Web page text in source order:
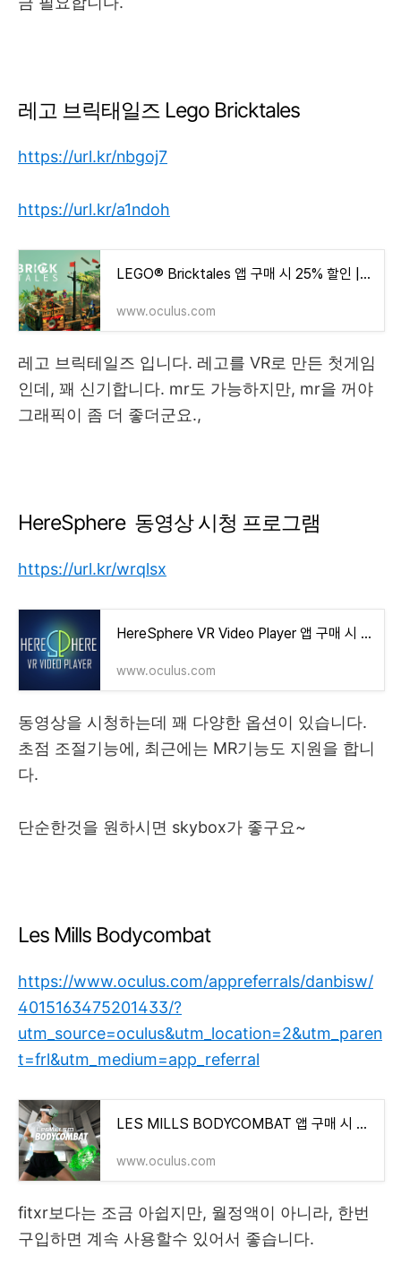
레고 브릭태일즈 Lego Bricktales
https://url.kr/nbgoj7
https://url.kr/a1ndoh
LEGO® Bricktales 앱 구매 시 25% 할인 | Meta Quest
www.oculus.com
레고 브릭테일즈 입니다. 레고를 VR로 만든 첫게임
인데, 꽤 신기합니다. mr도 가능하지만, mr을 꺼야
그래픽이 좀 더 좋더군요.,
HereSphere 동영상 시청 프로그램
https://url.kr/wrqlsx
HereSphere VR Video Player 앱 구매 시 25% 할인 | Meta Quest
www.oculus.com
동영상을 시청하는데 꽤 다양한 옵션이 있습니다.
초점 조절기능에, 최근에는 MR기능도 지원을 합니
다.
단순한것을 원하시면 skybox가 좋구요~
Les Mills Bodycombat
https://www.oculus.com/appreferrals/danbisw/
4015163475201433/?
utm_source=oculus&utm_location=2&utm_paren
t=frl&utm_medium=app_referral
LES MILLS BODYCOMBAT 앱 구매 시 25% 할인 | Meta Quest
www.oculus.com
fitxr보다는 조금 아쉽지만, 월정액이 아니라, 한번
구입하면 계속 사용할수 있어서 좋습니다.